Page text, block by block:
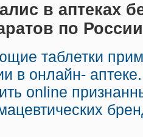
в аптеках
по России
таблетки
в онлайн-
online